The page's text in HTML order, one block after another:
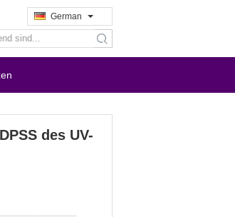
German
search
des UV-